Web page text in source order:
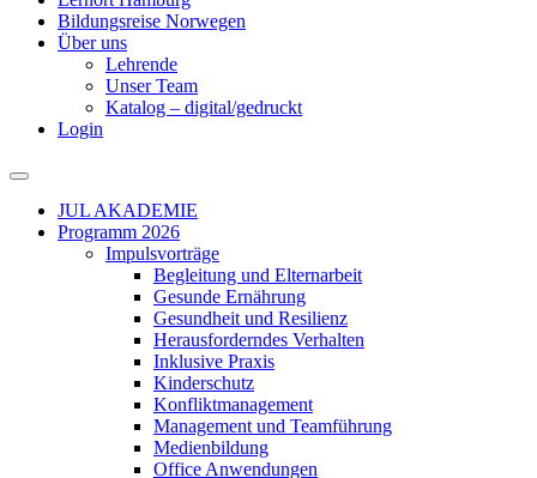
Bildungsreise Norwegen
Über uns
Lehrende
Unser Team
Katalog – digital/gedruckt
Login
JUL AKADEMIE
Programm 2026
Impulsvorträge
Begleitung und Elternarbeit
Gesunde Ernährung
Gesundheit und Resilienz
Herausforderndes Verhalten
Inklusive Praxis
Kinderschutz
Konfliktmanagement
Management und Teamführung
Medienbildung
Office Anwendungen